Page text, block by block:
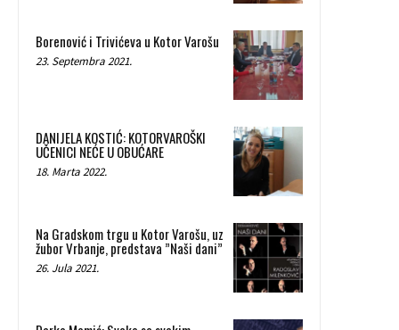
Borenović i Trivićeva u Kotor Varošu
23. Septembra 2021.
DANIJELA KOSTIĆ: KOTORVAROŠKI
UČENICI NEĆE U OBUĆARE
18. Marta 2022.
Na Gradskom trgu u Kotor Varošu, uz
žubor Vrbanje, predstava ”Naši dani”
26. Jula 2021.